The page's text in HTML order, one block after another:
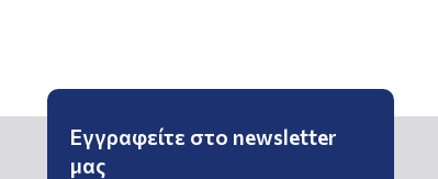
Εγγραφείτε στο newsletter
μας